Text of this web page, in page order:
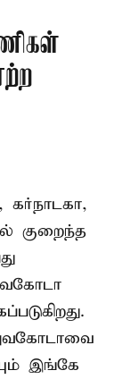
குறைந்த
இங்கே